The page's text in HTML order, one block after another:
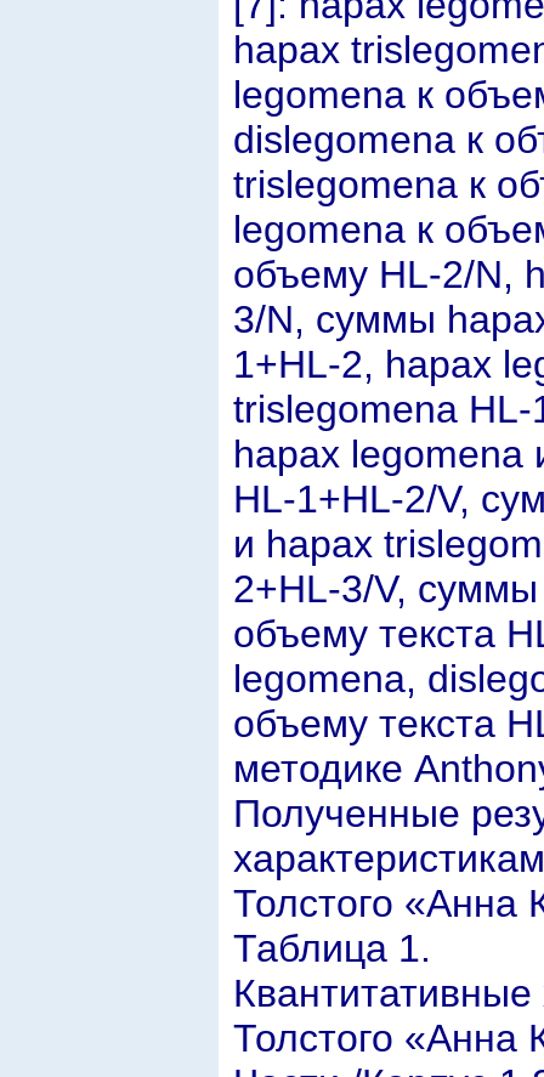
hapax
legomena к
dislegomena к
trislegomena к
legomena к
объему HL-2/N,
3/N, суммы
1+HL-2, hapax
trislegomena
hapax legomena
HL-1+HL-2/V,
и hapax
2+HL-3/V,
объему текста
legomena,
объему текста
методике
Полученные
Толстого «Анна
Таблица 1.
Толстого «Анна